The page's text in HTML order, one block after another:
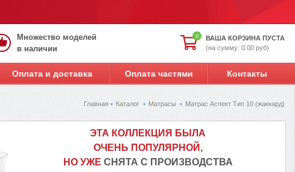
0
ВАША КОРЗИНА ПУСТА
(на сумму: 0.00 руб)
Множество моделей
в наличии
Оплата и доставка Оплата частями Контакты
Главная Каталог Матрасы Матрас Аспект Тип 10 (жаккард)
ЭТА КОЛЛЕКЦИЯ БЫЛА
ОЧЕНЬ ПОПУЛЯРНОЙ,
НО УЖЕ СНЯТА С ПРОИЗВОДСТВА